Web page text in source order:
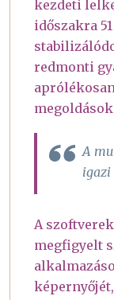
kezdeti
időszakra
redmonti
A
igazi
A
megfigyelt